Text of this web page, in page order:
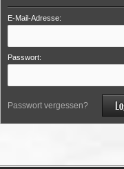
E-Mail-Adresse:
Passwort:
Passwort vergessen?